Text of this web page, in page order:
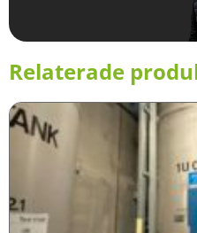
Relaterade